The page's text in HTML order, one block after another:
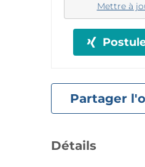
Mettre à
Partager
Détails